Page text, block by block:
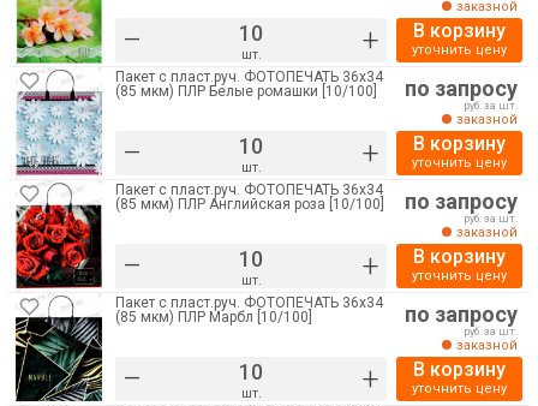
– шт. +
заказной
В корзину
уточнить цену
Пакет с пласт.руч. ФОТОПЕЧАТЬ 36х34
(85 мкм) ПЛР Белые ромашки [10/100]
– шт. +
по запросу
руб. за шт.
заказной
В корзину
уточнить цену
Пакет с пласт.руч. ФОТОПЕЧАТЬ 36х34
(85 мкм) ПЛР Английская роза [10/100]
– шт. +
по запросу
руб. за шт.
заказной
В корзину
уточнить цену
Пакет с пласт.руч. ФОТОПЕЧАТЬ 36х34
(85 мкм) ПЛР Марбл [10/100]
– шт. +
по запросу
руб. за шт.
заказной
В корзину
уточнить цену